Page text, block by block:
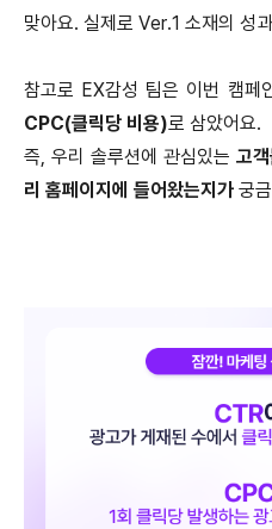
맞아요. 실제로 Ver.1 소재의 성
참고로 EX감성 팀은 이번 캠페
CPC(클릭당 비용)로 삼았어요.
즉, 우리 솔루션에 관심있는 고
리 홈페이지에 들어왔는지가 궁